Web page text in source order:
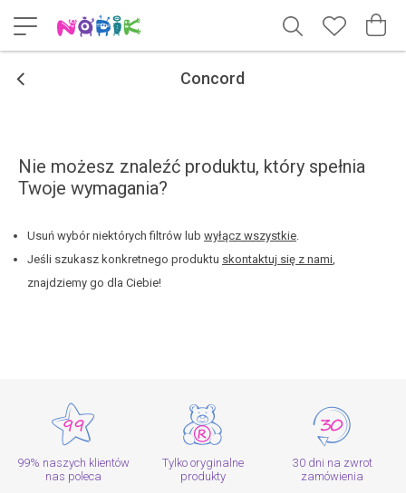
< Concord
Nie możesz znaleźć produktu, który spełnia
Twoje wymagania?
Usuń wybór niektórych filtrów lub wyłącz wszystkie.
Jeśli szukasz konkretnego produktu skontaktuj się z nami,
znajdziemy go dla Ciebie!
99% naszych klientów
nas poleca
Tylko oryginalne
produkty
30 dni na zwrot
zamówienia